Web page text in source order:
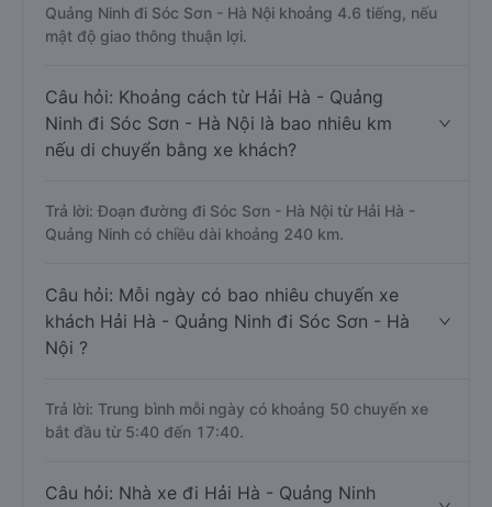
Quảng Ninh đi Sóc Sơn - Hà Nội khoảng 4.6 tiếng, nếu
mật độ giao thông thuận lợi.
Câu hỏi: Khoảng cách từ Hải Hà - Quảng
Ninh đi Sóc Sơn - Hà Nội là bao nhiêu km
nếu di chuyển bằng xe khách?
Trả lời: Đoạn đường đi Sóc Sơn - Hà Nội từ Hải Hà -
Quảng Ninh có chiều dài khoảng 240 km.
Câu hỏi: Mỗi ngày có bao nhiêu chuyến xe
khách Hải Hà - Quảng Ninh đi Sóc Sơn - Hà
Nội ?
Trả lời: Trung bình mỗi ngày có khoảng 50 chuyến xe
bắt đầu từ 5:40 đến 17:40.
Câu hỏi: Nhà xe đi Hải Hà - Quảng Ninh